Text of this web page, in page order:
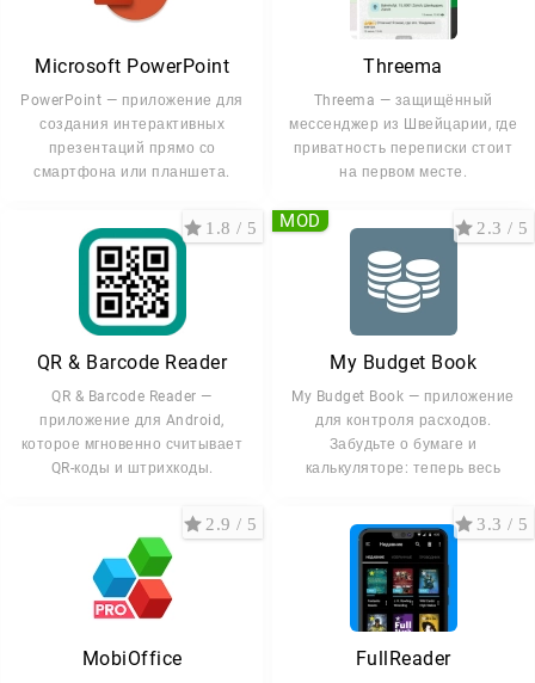
Microsoft PowerPoint
PowerPoint — приложение для
создания интерактивных
презентаций прямо со
смартфона или планшета.
Threema
Threema — защищённый
мессенджер из Швейцарии, где
приватность переписки стоит
на первом месте.
QR & Barcode Reader
QR & Barcode Reader —
приложение для Android,
которое мгновенно считывает
QR-коды и штрихкоды.
1.8 / 5
My Budget Book
My Budget Book — приложение
для контроля расходов.
Забудьте о бумаге и
калькуляторе: теперь весь
2.3 / 5
MOD
MobiOffice
2.9 / 5
FullReader
3.3 / 5